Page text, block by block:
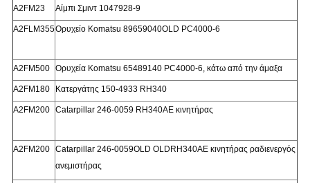
Α2FM23 Αίμπι Σμιντ 1047928-9
Α2FLM355Ορυχείο Komatsu 89659040OLD PC4000-6
Α2FM500 Ορυχεία Komatsu 65489140 PC4000-6, κάτω από την άμαξα
Α2FM180 Κατεργάτης 150-4933 RH340
Α2FM200 Catarpillar 246-0059 RH340AE κινητήρας
Α2FM200 Catarpillar 246-0059OLD OLDRH340AE κινητήρας ραδιενεργός
ανεμιστήρας